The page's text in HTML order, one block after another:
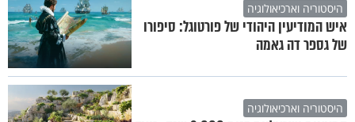
היסטוריה וארכיאולוגיה
איש המודיעין היהודי של פורטוגל: סיפורו
של גספר דה גאמה
היסטוריה וארכיאולוגיה